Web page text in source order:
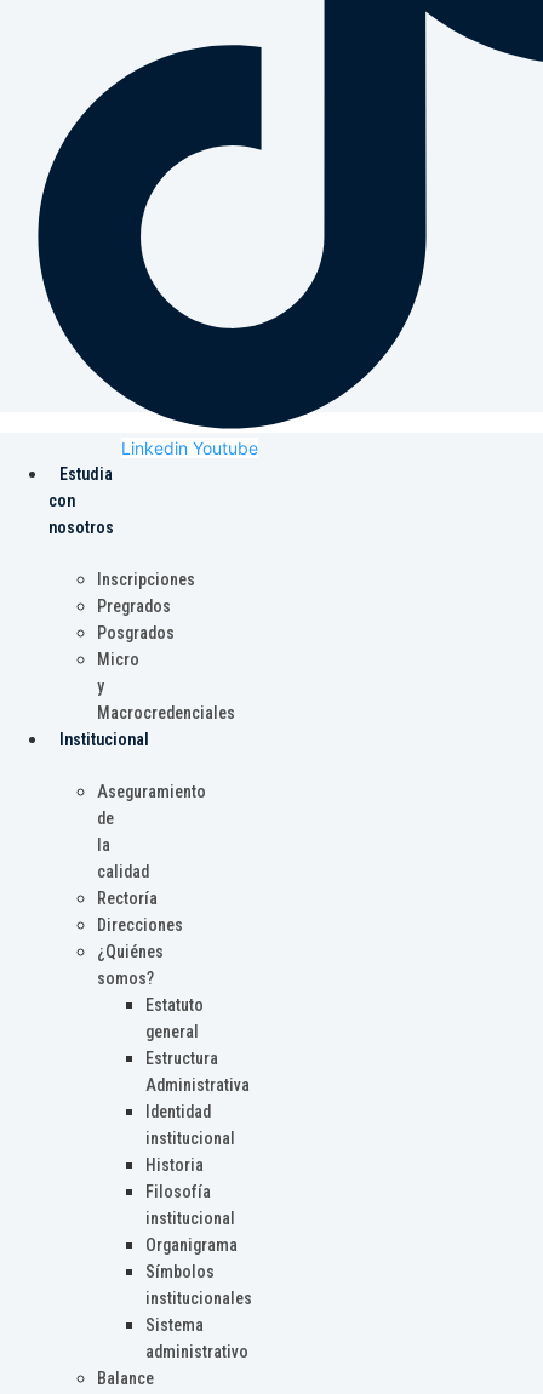
Linkedin Youtube
Estudia
con
nosotros
Inscripciones
Pregrados
Posgrados
Micro
y
Macrocredenciales
Institucional
Aseguramiento
de
la
calidad
Rectoría
Direcciones
¿Quiénes
somos?
Estatuto
general
Estructura
Administrativa
Identidad
institucional
Historia
Filosofía
institucional
Organigrama
Símbolos
institucionales
Sistema
administrativo
Balance